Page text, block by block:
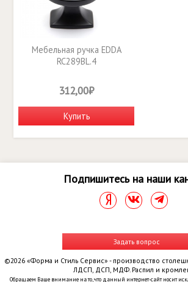
Мебельная ручка EDDA
RC289BL.4
312,00₽
Купить
Подпишитесь на наши
Задать вопрос
©2026 «Форма и Стиль Сервис» - производство
ЛДСП, ДСП, МДФ. Распил и
Обращаем Ваше внимание на то, что данный интернет-сайт носит